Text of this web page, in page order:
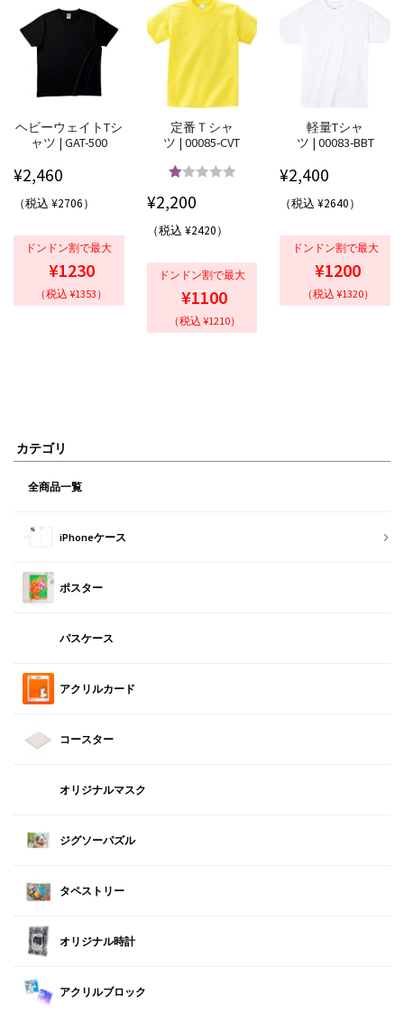
ヘビーウェイトTシ
ャツ | GAT-500
¥2,460
（税込 ¥2706）
ドンドン割で最大
¥1230
（税込 ¥1353）
定番Ｔシャ
ツ | 00085-CVT
の評価
¥2,200
（税込 ¥2420）
ドンドン割で最大
¥1100
（税込 ¥1210）
軽量Tシャ
ツ | 00083-BBT
¥2,400
（税込 ¥2640）
ドンドン割で最大
¥1200
（税込 ¥1320）
カテゴリ
全商品一覧
iPhoneケース
ポスター
パスケース
アクリルカード
コースター
オリジナルマスク
ジグソーパズル
タペストリー
オリジナル時計
アクリルブロック